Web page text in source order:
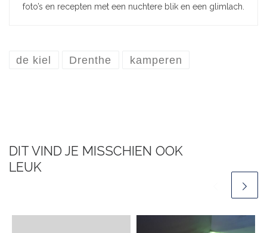
foto’s en recepten met een nuchtere blik en een glimlach.
de kiel Drenthe kamperen
DIT VIND JE MISSCHIEN OOK
LEUK